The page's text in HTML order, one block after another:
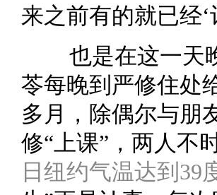
来之前有的就已经‘
也是在这一天
苓每晚到严修住处
多月，除偶尔与朋
修“上课”，两人不
日纽约气温达到39